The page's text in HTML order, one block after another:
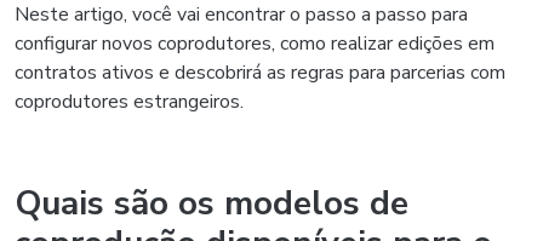
Neste artigo, você vai encontrar o passo a passo para
configurar novos coprodutores, como realizar edições em
contratos ativos e descobrirá as regras para parcerias com
coprodutores estrangeiros.
Quais são os modelos de